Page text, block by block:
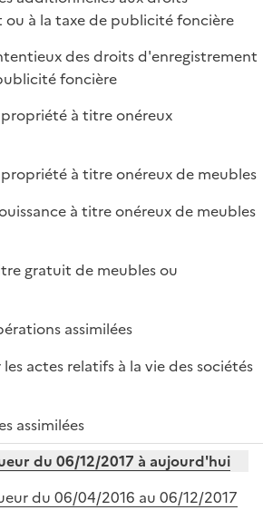
à la taxe de publicité foncière
des droits d'enregistrement
foncière
à titre onéreux
à titre onéreux de meubles
à titre onéreux de meubles
gratuit de meubles ou
assimilées
actes relatifs à la vie des sociétés
assimilées
du 06/12/2017 à aujourd'hui
du 06/04/2016 au 06/12/2017